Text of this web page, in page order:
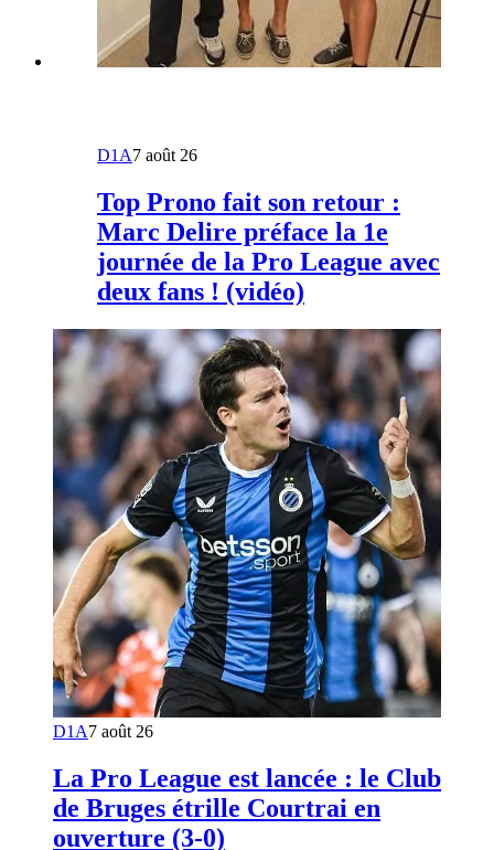
D1A7 août 26
Top Prono fait son retour :
Marc Delire préface la 1e
journée de la Pro League avec
deux fans ! (vidéo)
D1A7 août 26
La Pro League est lancée : le Club
de Bruges étrille Courtrai en
ouverture (3-0)